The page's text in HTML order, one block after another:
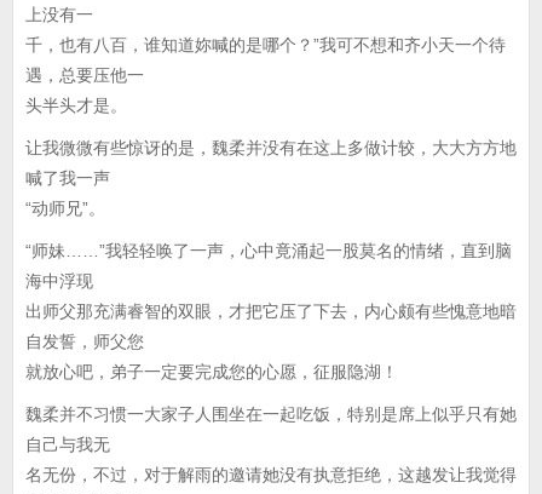
上没有一
千，也有八百，谁知道妳喊的是哪个？”我可不想和齐小天一个待
遇，总要压他一
头半头才是。
让我微微有些惊讶的是，魏柔并没有在这上多做计较，大大方方地
喊了我一声
“动师兄”。
“师妹……”我轻轻唤了一声，心中竟涌起一股莫名的情绪，直到脑
海中浮现
出师父那充满睿智的双眼，才把它压了下去，内心颇有些愧意地暗
自发誓，师父您
就放心吧，弟子一定要完成您的心愿，征服隐湖！
魏柔并不习惯一大家子人围坐在一起吃饭，特别是席上似乎只有她
自己与我无
名无份，不过，对于解雨的邀请她没有执意拒绝，这越发让我觉得